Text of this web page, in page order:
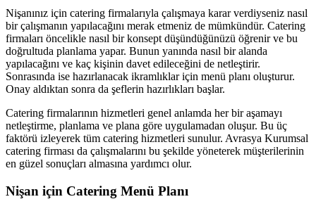
Nişanınız için catering firmalarıyla çalışmaya karar verdiyseniz nasıl
bir çalışmanın yapılacağını merak etmeniz de mümkündür. Catering
firmaları öncelikle nasıl bir konsept düşündüğünüzü öğrenir ve bu
doğrultuda planlama yapar. Bunun yanında nasıl bir alanda
yapılacağını ve kaç kişinin davet edileceğini de netleştirir.
Sonrasında ise hazırlanacak ikramlıklar için menü planı oluşturur.
Onay aldıktan sonra da şeflerin hazırlıkları başlar.
Catering firmalarının hizmetleri genel anlamda her bir aşamayı
netleştirme, planlama ve plana göre uygulamadan oluşur. Bu üç
faktörü izleyerek tüm catering hizmetleri sunulur. Avrasya Kurumsal
catering firması da çalışmalarını bu şekilde yöneterek müşterilerinin
en güzel sonuçları almasına yardımcı olur.
Nişan için Catering Menü Planı